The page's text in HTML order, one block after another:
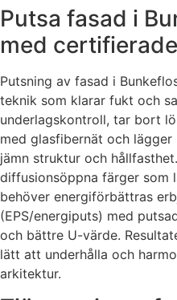
Putsa fasad i
med
Putsning av fasad i
teknik som klarar fukt och
underlagskontroll, tar bort
med glasfibernät och
jämn struktur och
diffusionsöppna färger som
behöver energiförbättras
(EPS/energiputs) med
och bättre U-värde.
lätt att underhålla och
arkitektur.